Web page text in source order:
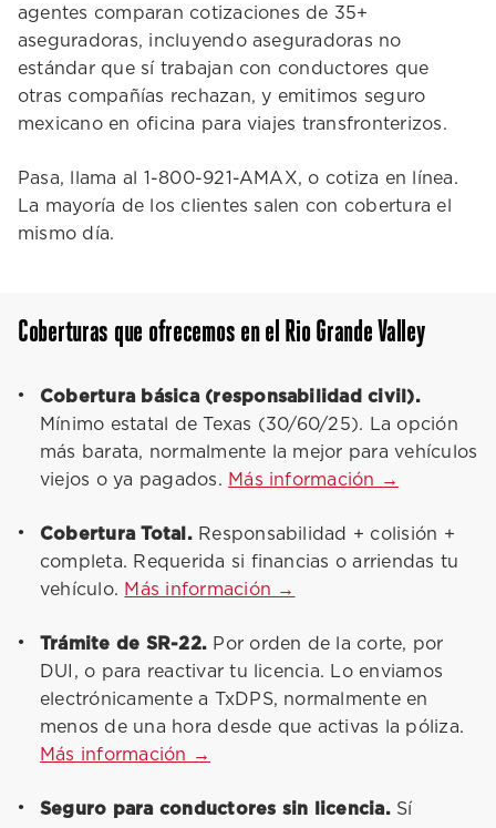
agentes comparan cotizaciones de 35+
aseguradoras, incluyendo aseguradoras no
estándar que sí trabajan con conductores que
otras compañías rechazan, y emitimos seguro
mexicano en oficina para viajes transfronterizos.
Pasa, llama al 1-800-921-AMAX, o cotiza en línea.
La mayoría de los clientes salen con cobertura el
mismo día.
Coberturas que ofrecemos en el Rio Grande Valley
Cobertura básica (responsabilidad civil).
Mínimo estatal de Texas (30/60/25). La opción
más barata, normalmente la mejor para vehículos
viejos o ya pagados. Más información →
Cobertura Total.Responsabilidad + colisión +
completa. Requerida si financias o arriendas tu
vehículo. Más información →
Trámite de SR-22. Por orden de la corte, por
DUI, o para reactivar tu licencia. Lo enviamos
electrónicamente a TxDPS, normalmente en
menos de una hora desde que activas la póliza.
Más información →
Seguro para conductores sin licencia.Sí